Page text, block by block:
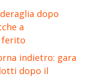
dopo
a
ferito
indietro: gara
dopo il